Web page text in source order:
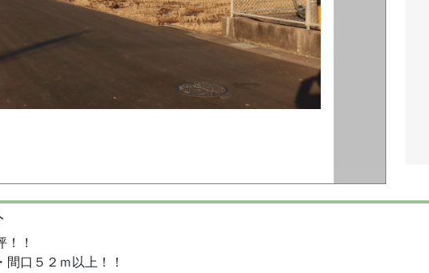
！
口５２ｍ以上！！